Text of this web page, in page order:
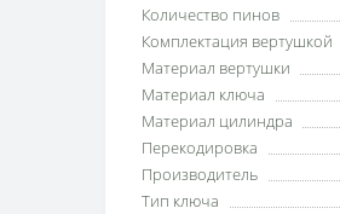
Количество пинов
Комплектация вертушкой
Материал вертушки
Материал ключа
Материал цилиндра
Перекодировка
Производитель
Тип ключа